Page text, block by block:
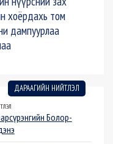
хоёрдахь том
дампуурлаа
ДАРААГИЙН НИЙТЛЭЛ
Болор-